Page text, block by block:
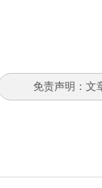
免责声明：文